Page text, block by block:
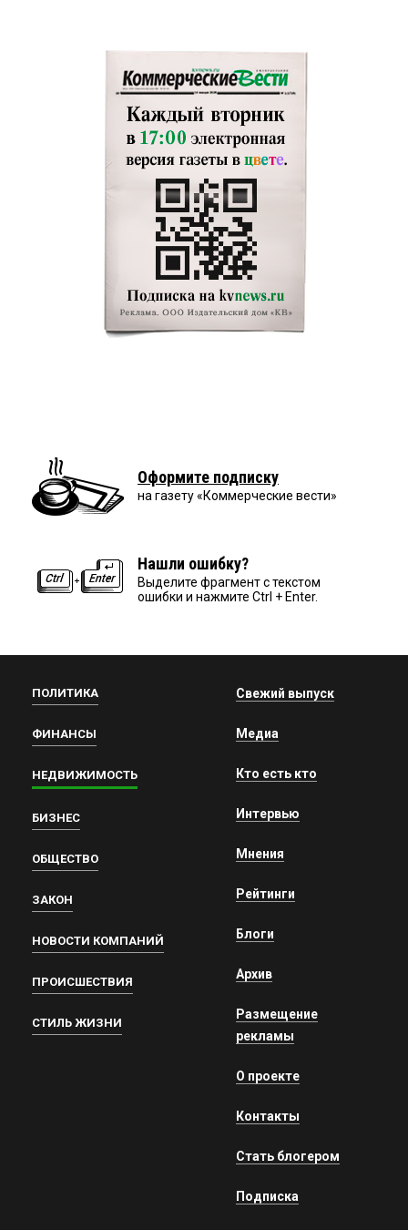
Оформите подписку
на газету «Коммерческие вести»
Нашли ошибку?
Выделите фрагмент с текстом
ошибки и нажмите Ctrl + Enter.
ПОЛИТИКА
ФИНАНСЫ
НЕДВИЖИМОСТЬ
БИЗНЕС
ОБЩЕСТВО
ЗАКОН
НОВОСТИ КОМПАНИЙ
ПРОИСШЕСТВИЯ
СТИЛЬ ЖИЗНИ
Свежий выпуск
Медиа
Кто есть кто
Интервью
Мнения
Рейтинги
Блоги
Архив
Размещение
рекламы
О проекте
Контакты
Стать блогером
Подписка